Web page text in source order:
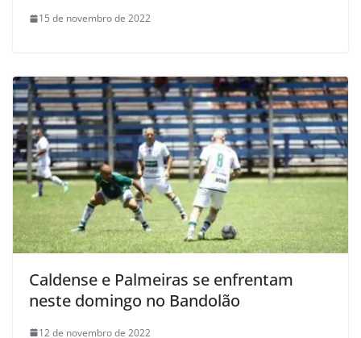
15 de novembro de 2022
Caldense e Palmeiras se enfrentam
neste domingo no Bandolão
12 de novembro de 2022